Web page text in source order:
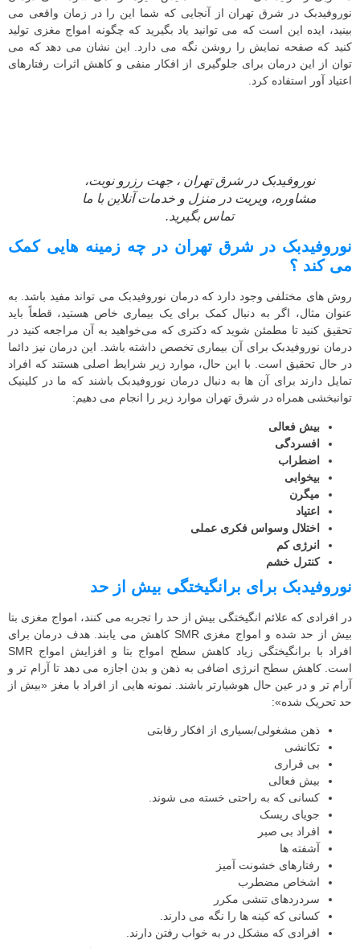
نوروفیدبک در شرق تهران از آنجایی که شما این را در زمان واقعی می
بینید، ایده این است که می توانید یاد بگیرید که چگونه امواج مغزی تولید
کنید که صفحه نمایش را روشن نگه می دارد. این نشان می دهد که می
توان از این درمان برای جلوگیری از افکار منفی و کاهش اثرات رفتارهای
اعتیاد آور استفاده کرد.
نوروفیدبک در شرق تهران ، جهت رزرو نوبت،
مشاوره، ویریت در منزل و خدمات آنلاین با ما
تماس بگیرید.
نوروفیدبک در شرق تهران در چه زمینه هایی کمک
می کند ؟
روش های مختلفی وجود دارد که درمان نوروفیدبک می تواند مفید باشد. به
عنوان مثال، اگر به دنبال کمک برای یک بیماری خاص هستید، قطعاً باید
تحقیق کنید تا مطمئن شوید که دکتری که می‌خواهید به آن مراجعه کنید در
درمان نوروفیدبک برای آن بیماری تخصص داشته باشد. این درمان نیز دائما
در حال تحقیق است. با این حال، موارد زیر شرایط اصلی هستند که افراد
تمایل دارند برای آن ها به دنبال درمان نوروفیدبک باشند که ما در کلینیک
توانبخشی همراه در شرق تهران موارد زیر را انجام می دهیم:
بیش فعالی
افسردگی
اضطراب
بیخوابی
میگرن
اعتیاد
اختلال وسواس فکری عملی
انرژی کم
کنترل خشم
نوروفیدبک برای برانگیختگی بیش از حد
در افرادی که علائم انگیختگی بیش از حد را تجربه می کنند، امواج مغزی بتا
بیش از حد شده و امواج مغزی SMR کاهش می یابند. هدف درمان برای
افراد با برانگیختگی زیاد کاهش سطح امواج بتا و افزایش امواج SMR
است. کاهش سطح انرژی اضافی به ذهن و بدن اجازه می دهد تا آرام تر و
آرام تر و در عین حال هوشیارتر باشند. نمونه هایی از افراد با مغز «بیش از
حد تحریک شده»:
ذهن مشغولی/بسیاری از افکار رقابتی
تکانشی
بی قراری
بیش فعالی
کسانی که به راحتی خسته می شوند.
جویای ریسک
افراد بی صبر
آشفته ها
رفتارهای خشونت آمیز
اشخاص مضطرب
سردردهای تنشی مکرر
کسانی که کینه ها را نگه می دارند.
افرادی که مشکل در به خواب رفتن دارند.